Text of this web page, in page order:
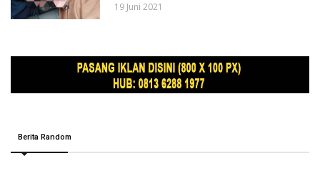
19 Juni 2021
Berita Random